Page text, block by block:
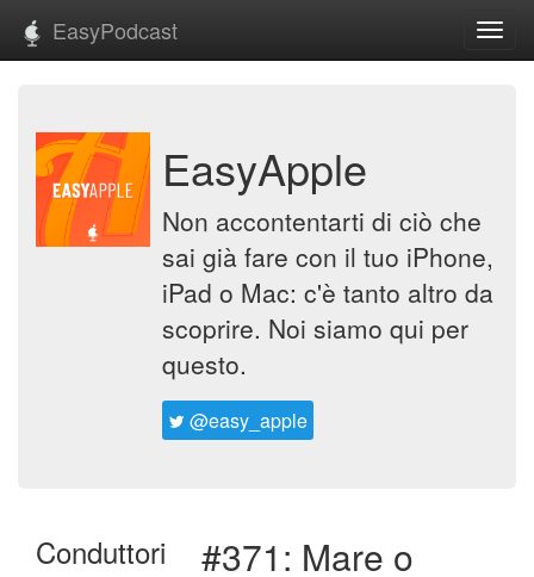
EasyPodcast
EasyApple
Non accontentarti di ciò che
sai già fare con il tuo iPhone,
iPad o Mac: c'è tanto altro da
scoprire. Noi siamo qui per
questo.
@easy_apple
Conduttori #371: Mare o